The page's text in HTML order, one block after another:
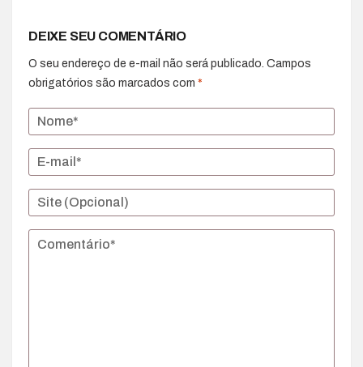
DEIXE SEU COMENTÁRIO
O seu endereço de e-mail não será publicado. Campos
obrigatórios são marcados com *